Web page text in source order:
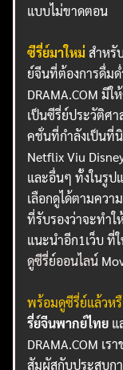
แบบไม่ขาดตอน
ซีรี่ย์มาใหม่ สำห
ย์จีนที่ต้องการดื่มด่
DRAMA.COM มี
เป็นซีรี่ย์ประวัติศ
คชั่นที่กำลังเป็นที่
Netflix Viu
และอื่นๆ ทั้งในรู
เลือกดูได้ตามคว
ที่รับรองว่าจะทำ
แนะนำอีก1เว็บ ที่
ดูซีรี่ย์ออนไลน์
พร้อมดูซีรี่ย์แล้วหรื
รี่ย์จีนพากย์ไทย แ
DRAMA.COM เ
สัมผัสกับประสบก